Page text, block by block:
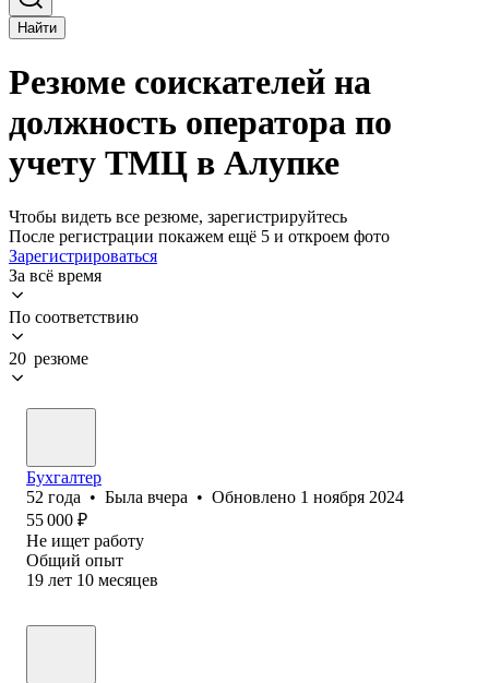
Найти
Резюме соискателей на
должность оператора по
учету ТМЦ в Алупке
Чтобы видеть все резюме, зарегистрируйтесь
После регистрации покажем ещё 5 и откроем фото
Зарегистрироваться
За всё время
По соответствию
20 резюме
Бухгалтер
52 года • Была вчера • Обновлено 1 ноября 2024
55 000 ₽
Не ищет работу
Общий опыт
19 лет 10 месяцев